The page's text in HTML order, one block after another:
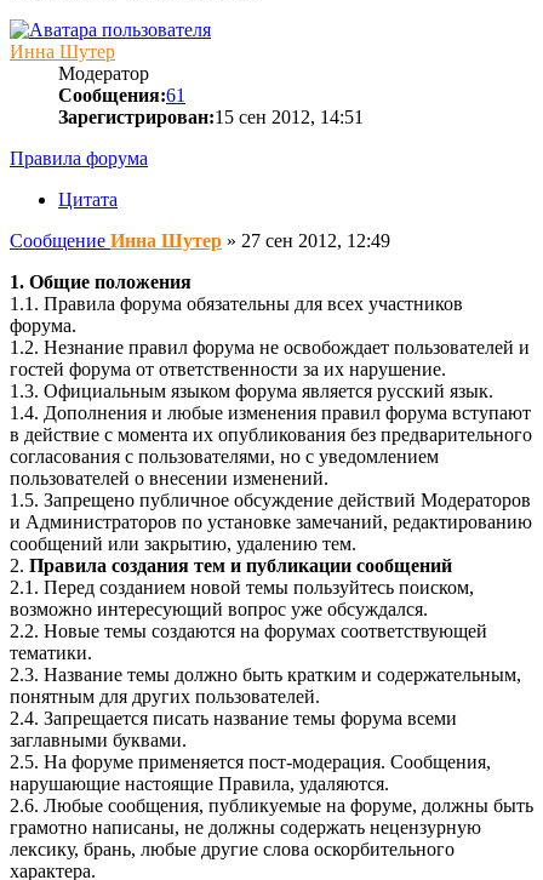
Инна Шутер
Модератор
Сообщения:61
Зарегистрирован:15 сен 2012, 14:51
Правила форума
Цитата
Сообщение Инна Шутер » 27 сен 2012, 12:49
1. Общие положения
1.1. Правила форума обязательны для всех участников
форума.
1.2. Незнание правил форума не освобождает пользователей и
гостей форума от ответственности за их нарушение.
1.3. Официальным языком форума является русский язык.
1.4. Дополнения и любые изменения правил форума вступают
в действие с момента их опубликования без предварительного
согласования с пользователями, но с уведомлением
пользователей о внесении изменений.
1.5. Запрещено публичное обсуждение действий Модераторов
и Администраторов по установке замечаний, редактированию
сообщений или закрытию, удалению тем.
2. Правила создания тем и публикации сообщений
2.1. Перед созданием новой темы пользуйтесь поиском,
возможно интересующий вопрос уже обсуждался.
2.2. Новые темы создаются на форумах соответствующей
тематики.
2.3. Название темы должно быть кратким и содержательным,
понятным для других пользователей.
2.4. Запрещается писать название темы форума всеми
заглавными буквами.
2.5. На форуме применяется пост-модерация. Сообщения,
нарушающие настоящие Правила, удаляются.
2.6. Любые сообщения, публикуемые на форуме, должны быть
грамотно написаны, не должны содержать нецензурную
лексику, брань, любые другие слова оскорбительного
характера.